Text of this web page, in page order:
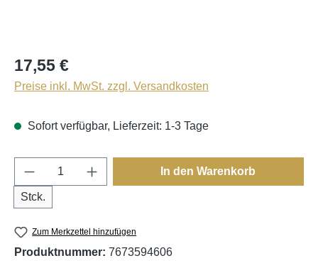
17,55 €
Preise inkl. MwSt. zzgl. Versandkosten
Sofort verfügbar, Lieferzeit: 1-3 Tage
Produkt Anzahl: Gib den gewünschten
Stck.
In den Warenkorb
Zum Merkzettel hinzufügen
Produktnummer: 7673594606